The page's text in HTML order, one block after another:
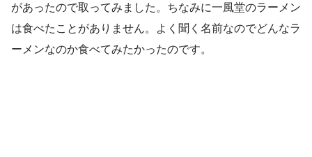
があったので取ってみました。ちなみに一風堂のラーメン
は食べたことがありません。よく聞く名前なのでどんなラ
ーメンなのか食べてみたかったのです。